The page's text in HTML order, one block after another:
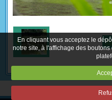
En cliquant vous acceptez le
notre site, à l'affichage des